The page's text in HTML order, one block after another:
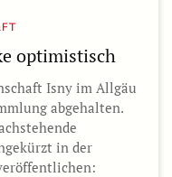
optimistisch
Isny im Allgäu
abgehalten.
in der